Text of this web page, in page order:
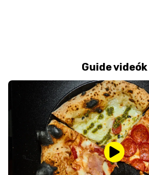
Guide videók